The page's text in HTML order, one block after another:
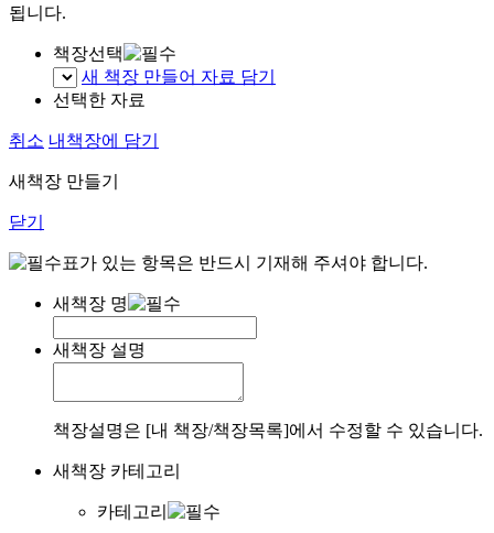
됩니다.
책장선택
새 책장 만들어 자료 담기
선택한 자료
취소 내책장에 담기
새책장 만들기
닫기
표가 있는 항목은 반드시 기재해 주셔야 합니다.
새책장 명
새책장 설명
책장설명은 [내 책장/책장목록]에서 수정할 수 있습니다.
새책장 카테고리
카테고리